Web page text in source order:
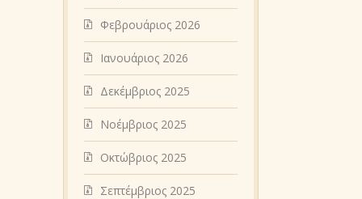
Φεβρουάριος 2026
Ιανουάριος 2026
Δεκέμβριος 2025
Νοέμβριος 2025
Οκτώβριος 2025
Σεπτέμβριος 2025